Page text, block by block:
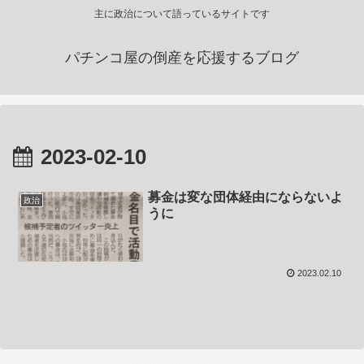
主に政治について語っているサイトです
パチンコ屋の倒産を応援するブログ
2023-02-10
政治
募金は変な団体経由にならないよ
うに
2023.02.10